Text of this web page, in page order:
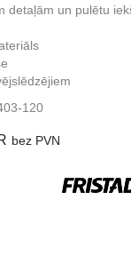
detaļām un pulētu
120
bez PVN